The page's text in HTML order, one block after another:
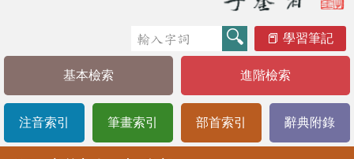
學習筆記
基本檢索 進階檢索
注音索引 筆畫索引 部首索引 辭典附錄